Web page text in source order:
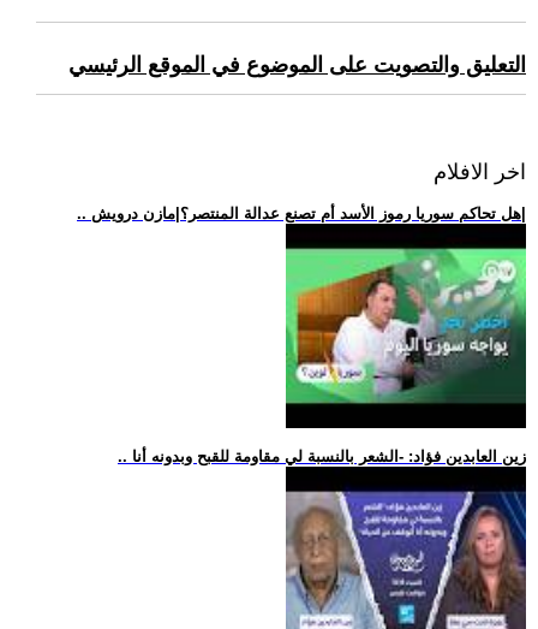
التعليق والتصويت على الموضوع في الموقع الرئيسي
اخر الافلام
.. زين العابدين فؤاد: -الشعر بالنسبة لي مقاومة للقبح وبدونه أنا